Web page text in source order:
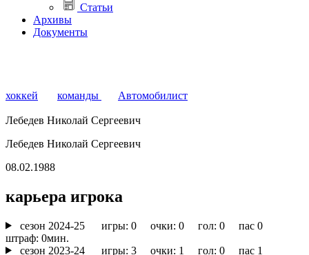
Статьи
Архивы
Документы
хоккей команды Автомобилист
Лебедев Николай Сергеевич
Лебедев Николай Сергеевич
08.02.1988
карьера игрока
cезон 2024-25
игры: 0 очки: 0 гол: 0 пас 0
штраф: 0мин.
cезон 2023-24
игры: 3 очки: 1 гол: 0 пас 1